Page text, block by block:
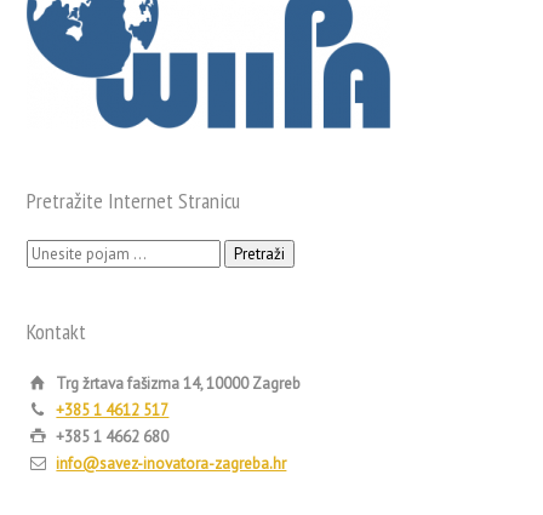
Pretražite Internet Stranicu
Pretraži:
Kontakt
Trg žrtava fašizma 14, 10000 Zagreb
+385 1 4612 517
+385 1 4662 680
info@savez-inovatora-zagreba.hr